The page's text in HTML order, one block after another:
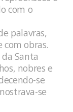
com o
palavras,
obras.
Santa
nobres e
se
se